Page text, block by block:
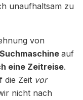
unaufhaltsam zu
von
auf
eine Zeitreise.
die Zeit vor
nicht nach